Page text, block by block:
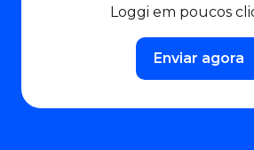
Loggi em poucos
Enviar agora